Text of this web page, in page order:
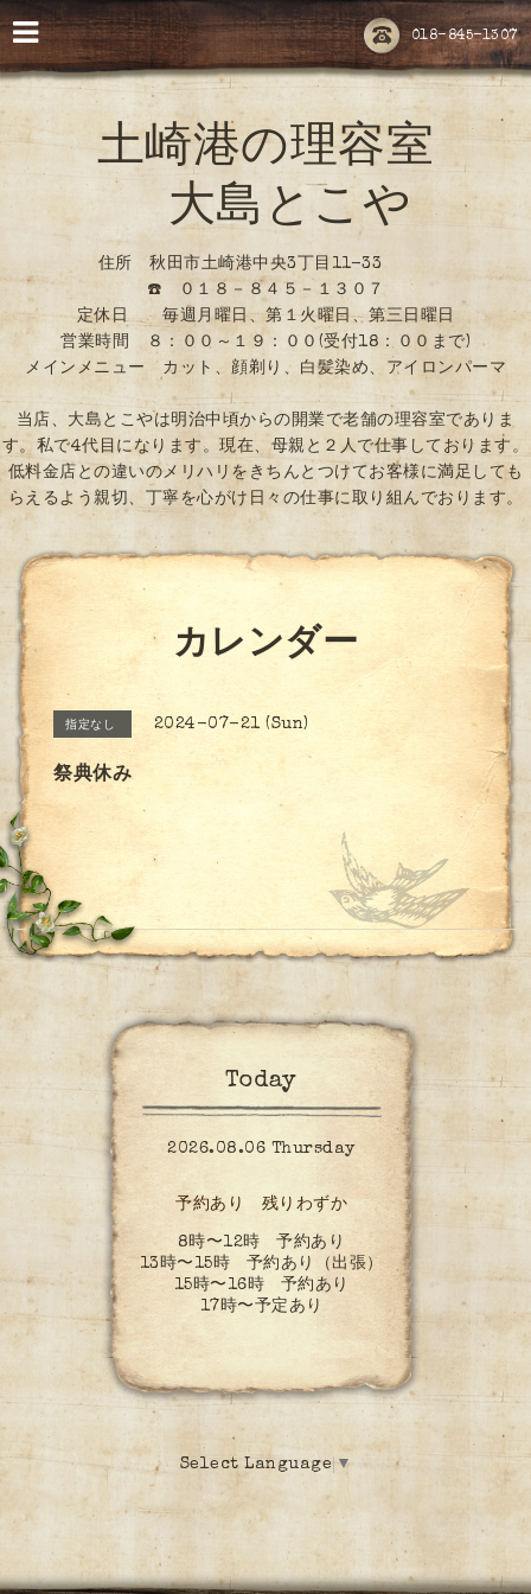
018-845-1307
土崎港の理容室
大島とこや
住所 秋田市土崎港中央3丁目11-33
☎️ ０１８－８４５－１３０７
定休日 毎週月曜日、第１火曜日、第三日曜日
営業時間 ８：００～１９：００(受付18：００まで)
メインメニュー カット、顔剃り、白髪染め、アイロンパーマ
当店、大島とこやは明治中頃からの開業で老舗の理容室でありま
す。私で4代目になります。現在、母親と２人で仕事しております。
低料金店との違いのメリハリをきちんとつけてお客様に満足しても
らえるよう親切、丁寧を心がけ日々の仕事に取り組んでおります。
カレンダー
指定なし 2024-07-21 (Sun)
祭典休み
Today
2026.08.06 Thursday
予約あり 残りわずか
8時〜12時 予約あり
13時〜15時 予約あり（出張）
15時〜16時 予約あり
17時〜予定あり
Select Language ▼